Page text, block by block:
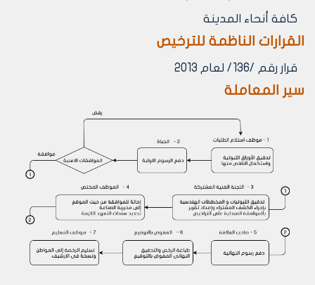
كافة أنحاء المدينة
القرارات الناظمة للترخيص
قرار رقم /136/ لعام 2013
سير المعاملة